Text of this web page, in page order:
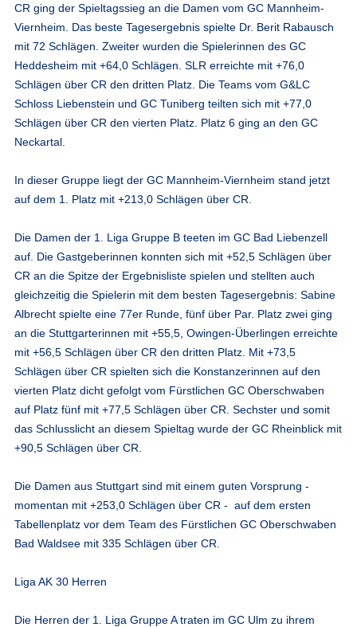
CR ging der Spieltagssieg an die Damen vom GC Mannheim-
Viernheim. Das beste Tagesergebnis spielte Dr. Berit Rabausch
mit 72 Schlägen. Zweiter wurden die Spielerinnen des GC
Heddesheim mit +64,0 Schlägen. SLR erreichte mit +76,0
Schlägen über CR den dritten Platz. Die Teams vom G&LC
Schloss Liebenstein und GC Tuniberg teilten sich mit +77,0
Schlägen über CR den vierten Platz. Platz 6 ging an den GC
Neckartal.
In dieser Gruppe liegt der GC Mannheim-Viernheim stand jetzt
auf dem 1. Platz mit +213,0 Schlägen über CR.
Die Damen der 1. Liga Gruppe B teeten im GC Bad Liebenzell
auf. Die Gastgeberinnen konnten sich mit +52,5 Schlägen über
CR an die Spitze der Ergebnisliste spielen und stellten auch
gleichzeitig die Spielerin mit dem besten Tagesergebnis: Sabine
Albrecht spielte eine 77er Runde, fünf über Par. Platz zwei ging
an die Stuttgarterinnen mit +55,5, Owingen-Überlingen erreichte
mit +56,5 Schlägen über CR den dritten Platz. Mit +73,5
Schlägen über CR spielten sich die Konstanzerinnen auf den
vierten Platz dicht gefolgt vom Fürstlichen GC Oberschwaben
auf Platz fünf mit +77,5 Schlägen über CR. Sechster und somit
das Schlusslicht an diesem Spieltag wurde der GC Rheinblick mit
+90,5 Schlägen über CR.
Die Damen aus Stuttgart sind mit einem guten Vorsprung -
momentan mit +253,0 Schlägen über CR - auf dem ersten
Tabellenplatz vor dem Team des Fürstlichen GC Oberschwaben
Bad Waldsee mit 335 Schlägen über CR.
Liga AK 30 Herren
Die Herren der 1. Liga Gruppe A traten im GC Ulm zu ihrem